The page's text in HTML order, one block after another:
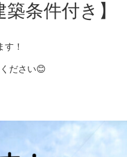
条件付き】
！
ださい😊